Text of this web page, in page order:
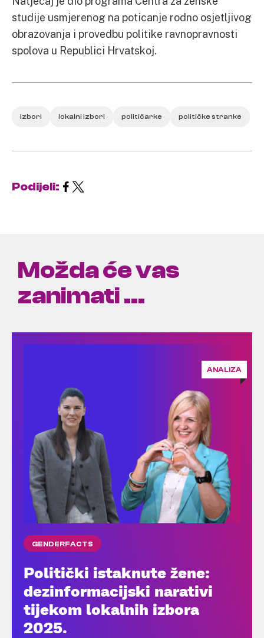
studije usmjerenog na poticanje rodno osjetljivog
obrazovanja i provedbu politike ravnopravnosti
spolova u Republici Hrvatskoj.
izbori lokalni izbori političarke političke stranke
Podijeli:
Možda će vas
zanimati ...
ANALIZA
GENDERFACTS
Politički istaknute žene:
dezinformacijski narativi
tijekom lokalnih izbora
2025.